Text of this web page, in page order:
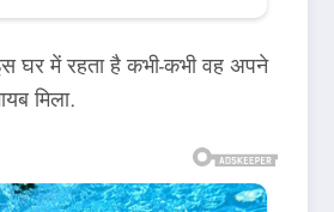
घर में रहता है कभी-कभी वह अपने
मिला.